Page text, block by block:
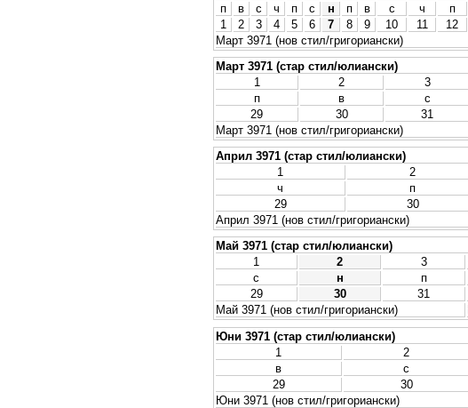
п
в с ч п с н п в с ч п
1
2 3 4 5 6 7 8 9 10 11 12
Март 3971 (нов стил/григориански)
Март 3971 (стар стил/юлиански)
1
2 3
п
в с
29
30 31
Март 3971 (нов стил/григориански)
Април 3971 (стар стил/юлиански)
1
2
ч
п
29
30
Април 3971 (нов стил/григориански)
Май 3971 (стар стил/юлиански)
1
2 3
с
н п
29
30 31
Май 3971 (нов стил/григориански)
Юни 3971 (стар стил/юлиански)
1
2
в
с
29
30
Юни 3971 (нов стил/григориански)